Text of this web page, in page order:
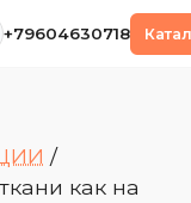
+79604630718
/
как на